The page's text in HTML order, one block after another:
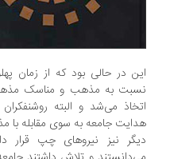
در حالی بود که از زمان پهلوی
به مذهب و مناسک مذهبی به
می‌شد و البته روشنفکران نیز
جامعه به سوی مقابله با مذهب
نیز نیروهای چپ قرار داشتند